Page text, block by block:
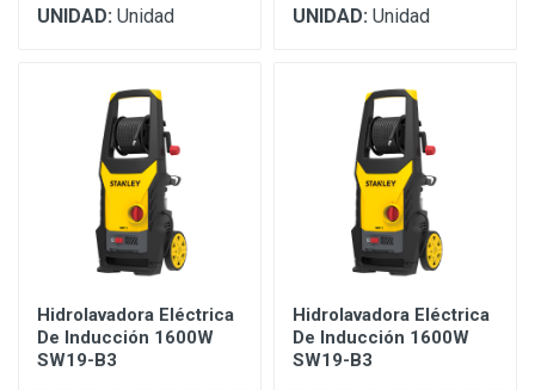
UNIDAD: Unidad
UNIDAD: Unidad
Hidrolavadora Eléctrica
De Inducción 1600W
SW19-B3
Hidrolavadora Eléctrica
De Inducción 1600W
SW19-B3